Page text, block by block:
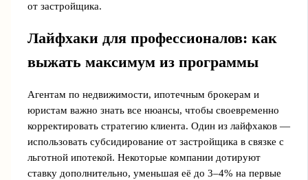
от застройщика.
Лайфхаки для профессионалов: как
выжать максимум из программы
Агентам по недвижимости, ипотечным брокерам и
юристам важно знать все нюансы, чтобы своевременно
корректировать стратегию клиента. Один из лайфхаков —
использовать субсидирование от застройщика в связке с
льготной ипотекой. Некоторые компании дотируют
ставку дополнительно, уменьшая её до 3–4% на первые